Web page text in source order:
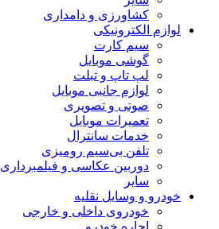
کشاورزی و دامداری
لوازم الکترونیکی
سیم کارت
گوشی موبایل
لپ تاپ و تبلت
لوازم جانبی موبایل
صوتی و تصویری
تعمیرات موبایل
خدمات سانترال
تلفن بی‌سیم رومیزی
دوربین عکاسی و فیلمبرداری
سایر
خودرو و وسایل نقلیه
خودروی داخلی و خارجی